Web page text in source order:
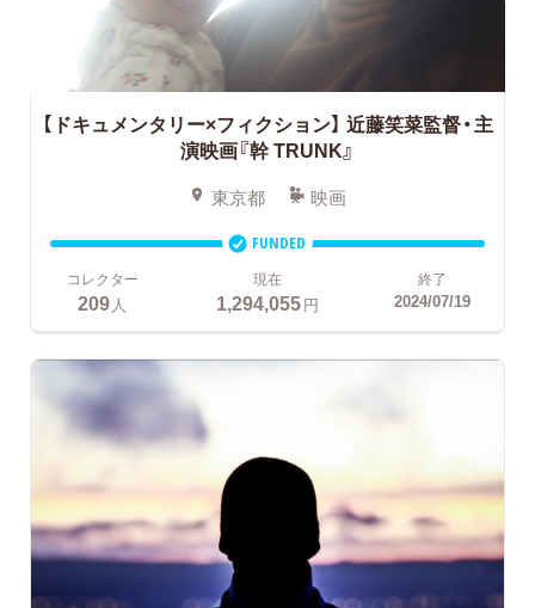
【ドキュメンタリー×フィクション】 近藤笑菜監督・主
演映画『幹 TRUNK』
東京都 映画
FUNDED
コレクター
209 人
現在
1,294,055円
終了
2024/07/19